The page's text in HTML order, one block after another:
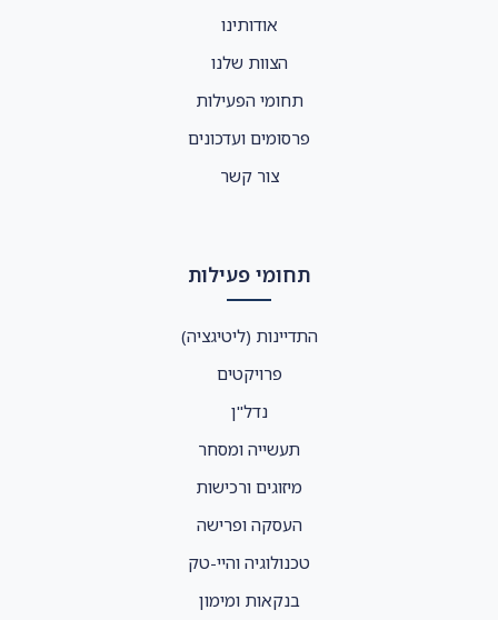
אודותינו
הצוות שלנו
תחומי הפעילות
פרסומים ועדכונים
צור קשר
תחומי פעילות
התדיינות (ליטיגציה)
פרויקטים
נדל"ן
תעשייה ומסחר
מיזוגים ורכישות
העסקה ופרישה
טכנולוגיה והיי-טק
בנקאות ומימון